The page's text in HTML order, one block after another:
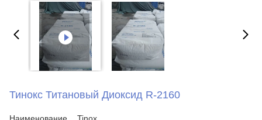
Тинокс Титановый Диоксид R-2160